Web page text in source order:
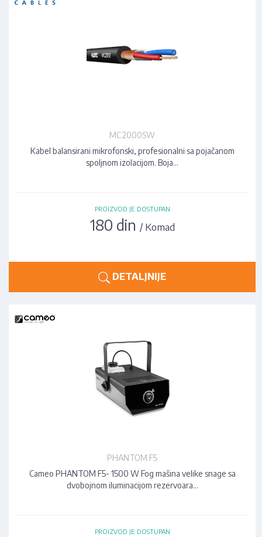
MC2000SW
Kabel balansirani mikrofonski, profesionalni sa pojačanom
spoljnom izolacijom. Boja…
PROIZVOD JE DOSTUPAN
180 din / Komad
DETALJNIJE
PHANTOM F5
Cameo PHANTOM F5- 1500 W Fog mašina velike snage sa
dvobojnom iluminacijom rezervoara…
PROIZVOD JE DOSTUPAN